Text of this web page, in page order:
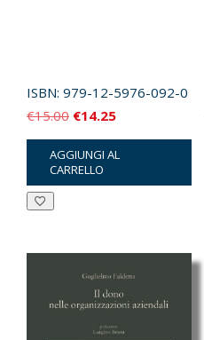
ISBN: 979-12-5976-092-0
€15.00 Il
prezzo
originale
era:
€14.25Il
prezzo
attuale
è:
AGGIUNGI AL
CARRELLO